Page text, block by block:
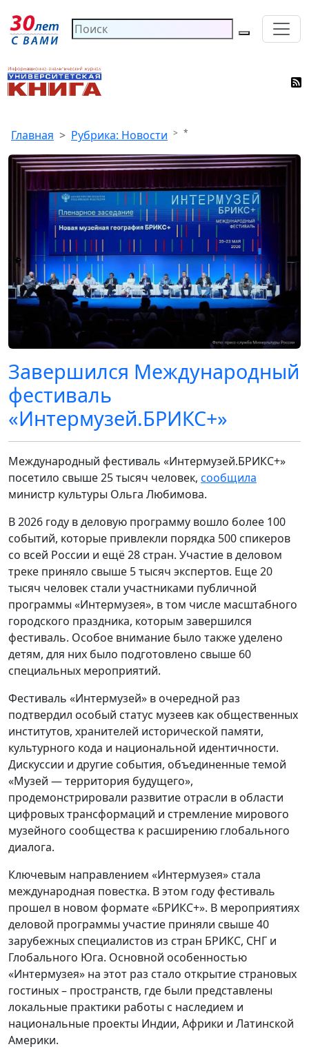
Главная Рубрика: Новости *
Завершился Международный
фестиваль
«Интермузей.БРИКС+»
Международный фестиваль «Интермузей.БРИКС+»
посетило свыше 25 тысяч человек, сообщила
министр культуры Ольга Любимова.
В 2026 году в деловую программу вошло более 100
событий, которые привлекли порядка 500 спикеров
со всей России и ещё 28 стран. Участие в деловом
треке приняло свыше 5 тысяч экспертов. Еще 20
тысяч человек стали участниками публичной
программы «Интермузея», в том числе масштабного
городского праздника, которым завершился
фестиваль. Особое внимание было также уделено
детям, для них было подготовлено свыше 60
специальных мероприятий.
Фестиваль «Интермузей» в очередной раз
подтвердил особый статус музеев как общественных
институтов, хранителей исторической памяти,
культурного кода и национальной идентичности.
Дискуссии и другие события, объединенные темой
«Музей — территория будущего»,
продемонстрировали развитие отрасли в области
цифровых трансформаций и стремление мирового
музейного сообщества к расширению глобального
диалога.
Ключевым направлением «Интермузея» стала
международная повестка. В этом году фестиваль
прошел в новом формате «БРИКС+». В мероприятиях
деловой программы участие приняли свыше 40
зарубежных специалистов из стран БРИКС, СНГ и
Глобального Юга. Основной особенностью
«Интермузея» на этот раз стало открытие страновых
гостиных – пространств, где были представлены
локальные практики работы с наследием и
национальные проекты Индии, Африки и Латинской
Америки.